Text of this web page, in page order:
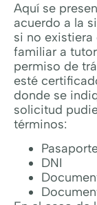
Aquí se
acuerdo a la
si no existiera
familiar a
permiso de
esté
donde se
solicitud
términos:
DNI